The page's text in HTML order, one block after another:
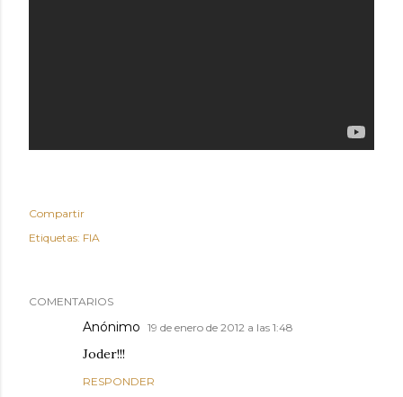
Compartir
Etiquetas: FIA
COMENTARIOS
Anónimo 19 de enero de 2012 a las 1:48
Joder!!!
RESPONDER